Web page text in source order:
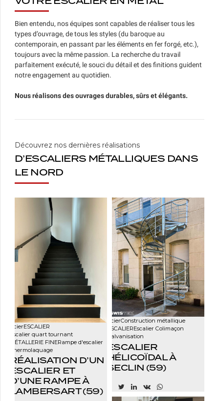
Bien entendu, nos équipes sont capables de réaliser tous les
types d’ouvrage, de tous les styles (du baroque au
contemporain, en passant par les éléments en fer forgé, etc.),
toujours avec la même passion. La recherche du travail
parfaitement exécuté, le souci du détail et des finitions guident
notre engagement au quotidien.
Nous réalisons des ouvrages durables, sûrs et élégants.
Découvrez nos dernières réalisations
D’ESCALIERS MÉTALLIQUES DANS
LE NORD
AcierESCALIER
Escalier quart tournant
MÉTALLERIE FINERampe d'escalier
Thermolaquage
RÉALISATION D’UN
ESCALIER ET
D’UNE RAMPE À
LAMBERSART (59)
AcierConstruction métallique
ESCALIEREscalier Colimaçon
Galvanisation
ESCALIER
HÉLICOÏDAL À
SECLIN (59)